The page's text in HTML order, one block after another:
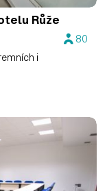
Růže
80
i